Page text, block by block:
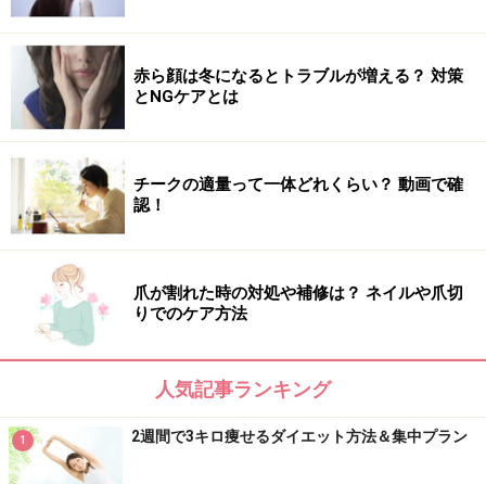
赤ら顔は冬になるとトラブルが増える？ 対策
とNGケアとは
チークの適量って一体どれくらい？ 動画で確
認！
爪が割れた時の対処や補修は？ ネイルや爪切
りでのケア方法
人気記事ランキング
1 2週間で3キロ痩せるダイエット方法＆集中プラン